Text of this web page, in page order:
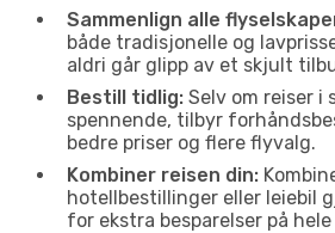
Sammenlign alle
både tradisjonelle og
aldri går glipp av et skjult
Bestill tidlig: Selv om reiser
spennende, tilbyr
bedre priser og flere flyvalg.
Kombiner reisen din:
hotellbestillinger eller leiebil
for ekstra besparelser på hele